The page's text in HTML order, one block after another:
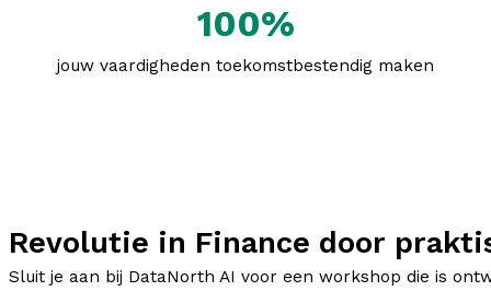
100%
jouw vaardigheden toekomstbestendig maken
Revolutie in Finance door
Sluit je aan bij DataNorth AI voor een workshop die is